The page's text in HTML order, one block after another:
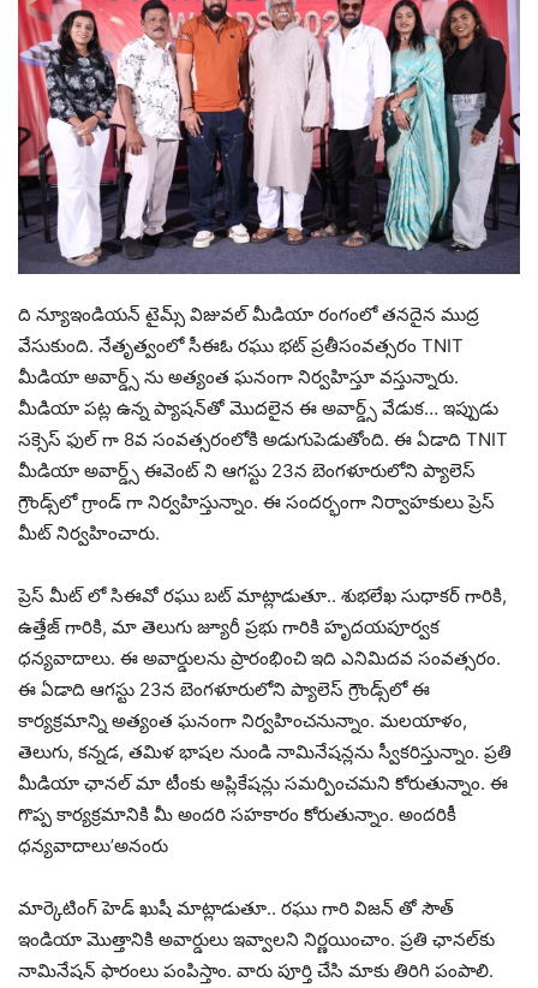
ది న్యూఇండియన్ టైమ్స్ విజువల్ మీడియా రంగంలో తనదైన ముద్ర
వేసుకుంది. నేతృత్వంలో సీఈఓ రఘు భట్ ప్రతీసంవత్సరం TNIT
మీడియా అవార్డ్స్ ను అత్యంత ఘనంగా నిర్వహిస్తూ వస్తున్నారు.
మీడియా పట్ల ఉన్న ప్యాషన్‌తో మొదలైన ఈ అవార్డ్స్ వేడుక… ఇప్పుడు
సక్సెస్ ఫుల్ గా 8వ సంవత్సరంలోకి అడుగుపెడుతోంది. ఈ ఏడాది TNIT
మీడియా అవార్డ్స్ ఈవెంట్ ని ఆగస్టు 23న బెంగళూరులోని ప్యాలెస్
గ్రౌండ్స్‌లో గ్రాండ్ గా నిర్వహిస్తున్నాం. ఈ సందర్భంగా నిర్వాహకులు ప్రెస్
మీట్ నిర్వహించారు.
ప్రెస్ మీట్ లో సిఈవో రఘు బట్ మాట్లాడుతూ.. శుభలేఖ సుధాకర్ గారికి,
ఉత్తేజ్ గారికి, మా తెలుగు జ్యూరీ ప్రభు గారికి హృదయపూర్వక
ధన్యవాదాలు. ఈ అవార్డులను ప్రారంభించి ఇది ఎనిమిదవ సంవత్సరం.
ఈ ఏడాది ఆగస్టు 23న బెంగళూరులోని ప్యాలెస్ గ్రౌండ్స్‌లో ఈ
కార్యక్రమాన్ని అత్యంత ఘనంగా నిర్వహించనున్నాం. మలయాళం,
తెలుగు, కన్నడ, తమిళ భాషల నుండి నామినేషన్లను స్వీకరిస్తున్నాం. ప్రతి
మీడియా ఛానల్ మా టీంకు అప్లికేషన్లు సమర్పించమని కోరుతున్నాం. ఈ
గొప్ప కార్యక్రమానికి మీ అందరి సహకారం కోరుతున్నాం. అందరికీ
ధన్యవాదాలు’అనంరు
మార్కెటింగ్ హెడ్ ఖుషీ మాట్లాడుతూ.. రఘు గారి విజన్ తో సౌత్
ఇండియా మొత్తానికి అవార్డులు ఇవ్వాలని నిర్ణయించాం. ప్రతి ఛానల్‌కు
నామినేషన్ ఫారంలు పంపిస్తాం. వారు పూర్తి చేసి మాకు తిరిగి పంపాలి.